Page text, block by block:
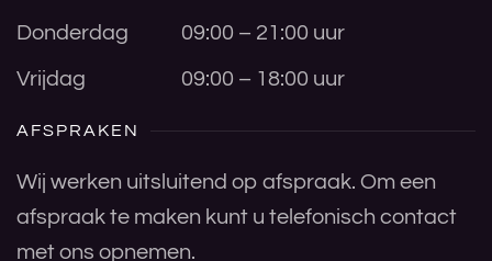
Donderdag 09:00 – 21:00 uur
Vrijdag 09:00 – 18:00 uur
AFSPRAKEN
Wij werken uitsluitend op afspraak. Om een
afspraak te maken kunt u telefonisch contact
met ons opnemen.